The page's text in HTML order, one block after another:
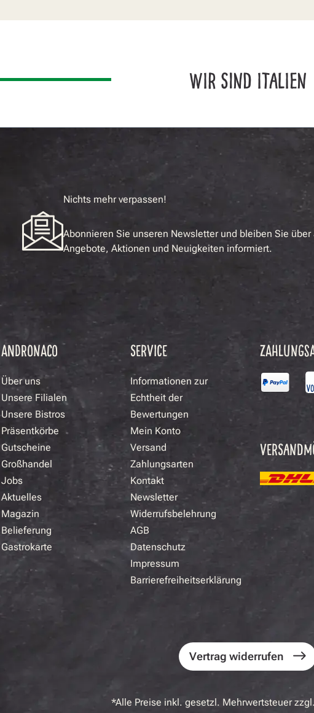
WIR SIND ITALIEN
Nichts mehr verpassen!
Abonnieren Sie unseren Newsletter und bleiben Sie über
Angebote, Aktionen und Neuigkeiten informiert.
ANDRONACO
Über uns
Unsere Filialen
Unsere Bistros
Präsentkörbe
Gutscheine
Großhandel
Jobs
Aktuelles
Magazin
Belieferung
Gastrokarte
SERVICE
Informationen zur
Echtheit der
Bewertungen
Mein Konto
Versand
Zahlungsarten
Kontakt
Newsletter
Widerrufsbelehrung
AGB
Datenschutz
Impressum
Barrierefreiheitserklärung
Vertrag widerrufen
*Alle Preise inkl. gesetzl. Mehrwertsteuer zzgl.